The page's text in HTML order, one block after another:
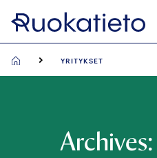
Skip
YRITYKSET
Archives: